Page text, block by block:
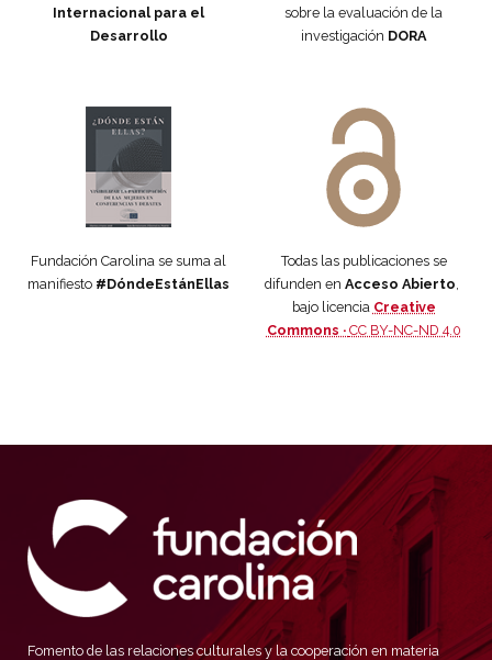
Internacional para el
Desarrollo
sobre la evaluación de la
investigación DORA
Fundación Carolina se suma al
manifiesto #DóndeEstánEllas
Todas las publicaciones se
difunden en Acceso Abierto
bajo licencia Creative
Commons · CC BY-NC-ND 4.0
Fomento de las relaciones culturales y la cooperación en materia